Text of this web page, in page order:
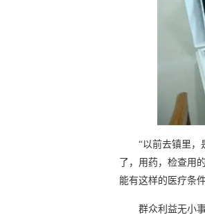
“以前去镇里，
了，用药，检查用
能有这样的医疗条
群众利益无小